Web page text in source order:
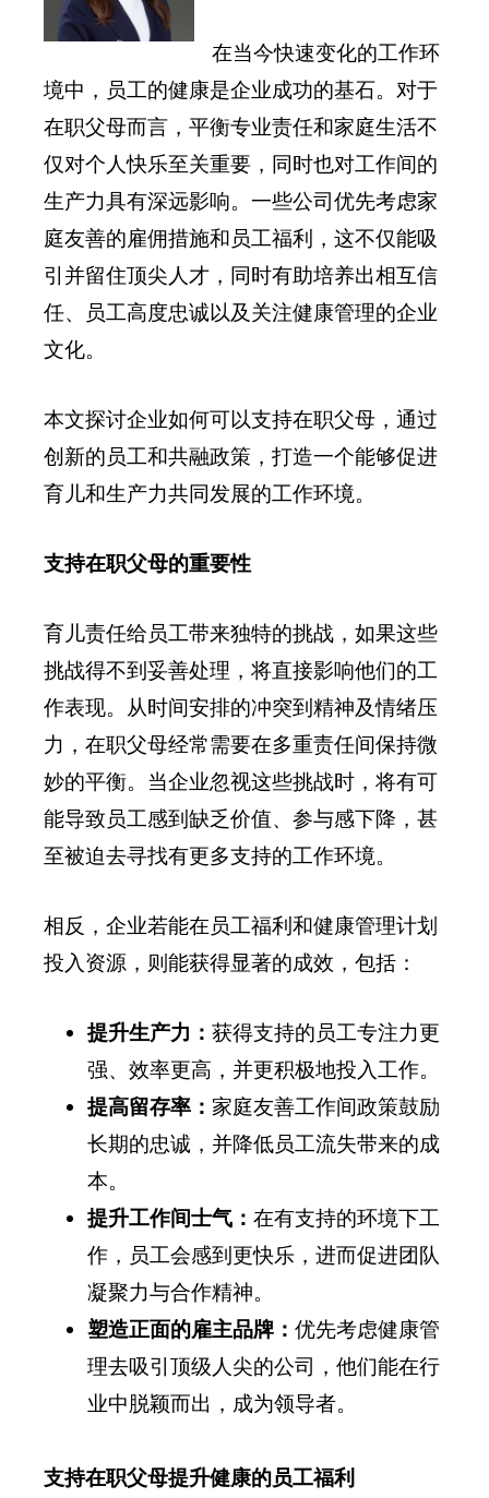
在当今快速变化的工作环
境中，员工的健康是企业成功的基石。对于
在职父母而言，平衡专业责任和家庭生活不
仅对个人快乐至关重要，同时也对工作间的
生产力具有深远影响。一些公司优先考虑家
庭友善的雇佣措施和员工福利，这不仅能吸
引并留住顶尖人才，同时有助培养出相互信
任、员工高度忠诚以及关注健康管理的企业
文化。
本文探讨企业如何可以支持在职父母，通过
创新的员工和共融政策，打造一个能够促进
育儿和生产力共同发展的工作环境。
支持在职父母的重要性
育儿责任给员工带来独特的挑战，如果这些
挑战得不到妥善处理，将直接影响他们的工
作表现。从时间安排的冲突到精神及情绪压
力，在职父母经常需要在多重责任间保持微
妙的平衡。当企业忽视这些挑战时，将有可
能导致员工感到缺乏价值、参与感下降，甚
至被迫去寻找有更多支持的工作环境。
相反，企业若能在员工福利和健康管理计划
投入资源，则能获得显著的成效，包括：
提升生产力： 获得支持的员工专注力更
强、效率更高，并更积极地投入工作。
提高留存率： 家庭友善工作间政策鼓励
长期的忠诚，并降低员工流失带来的成
本。
提升工作间士气： 在有支持的环境下工
作，员工会感到更快乐，进而促进团队
凝聚力与合作精神。
塑造正面的雇主品牌： 优先考虑健康管
理去吸引顶级人尖的公司，他们能在行
业中脱颖而出，成为领导者。
支持在职父母提升健康的员工福利